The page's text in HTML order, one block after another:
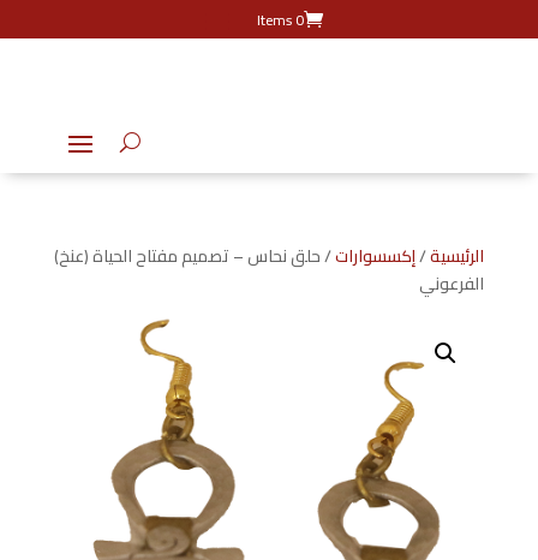
0 Items
الرئيسية/إكسسوارات/ حلق نحاس – تصميم مفتاح الحياة (عنخ)
الفرعوني